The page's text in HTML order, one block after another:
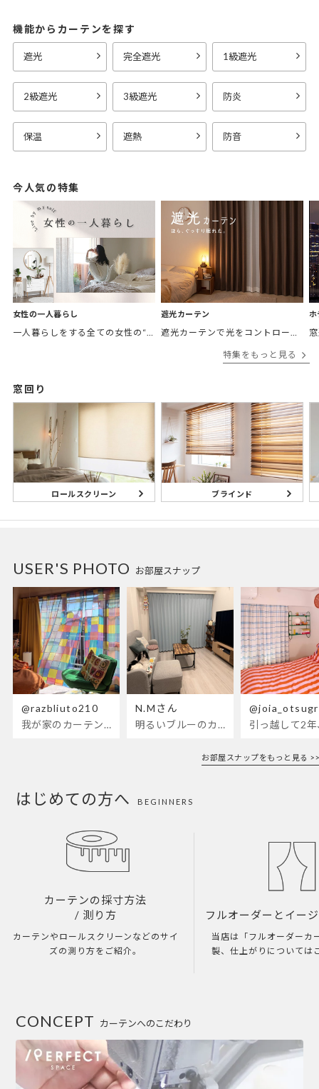
機能からカーテンを探す
遮光 完全遮光 1級遮光
2級遮光 3級遮光 防炎
保温 遮熱 防音
今人気の特集
女性の一人暮らし 遮光カーテン
特集をもっと見る
窓回り
ロールスクリーン ブラインド
お部屋スナップ
USER'S PHOTO
@razbliuto210
我が家のカーテンが新しくなりました🌼早起きが超絶苦手な私が、思わず朝カーテンを開けて光合成するようになったステンドグラスカーテン…！
N.Mさん
明るいブルーのカーテンで、部屋全体が明るく。白を基調とした部屋にぴったりです。
お部屋スナップをもっと見る >>
はじめての方へ BEGINNERS
カーテンの採寸方法
/ 測り方
カーテンやロールスクリーンなどのサイ
ズの測り方をご紹介。
フルオーダーとイー
当店は「フルオーダーカ
製、仕上がりについては
カーテンへのこだわり
CONCEPT